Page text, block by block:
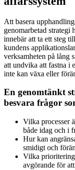
Att basera
genomarbetad strategi
innebär att ta ett steg
kundens
verksamheten på lång
att undvika att fastna i
inte kan växa eller
En genomtänkt
besvara frågor
Vilka processer
både idag och i
Hur kan
smidigt och
Vilka
avgörande för